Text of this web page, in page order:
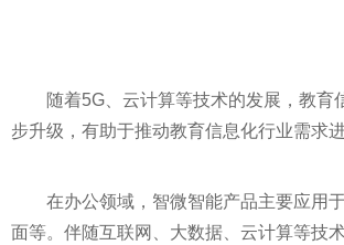
随着5G、云计算等技术的发展，教育
步升级，有助于推动教育信息化行业需求进
在办公领域，智微智能产品主要应用
面等。伴随互联网、大数据、云计算等技